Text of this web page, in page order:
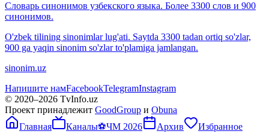
Словарь синонимов узбекского языка. Более 3300 слов и 900
синонимов.
O'zbek tilining sinonimlar lug'ati. Saytda 3300 tadan ortiq so'zlar,
900 ga yaqin sinonim so'zlar to'plamiga jamlangan.
sinonim.uz
Напишите намFacebookTelegramInstagram
© 2020–2026 TvInfo.uz
Проект принадлежит GoodGroup и Obuna
Главная
Каналы⚽ЧМ 2026 Архив Избранное